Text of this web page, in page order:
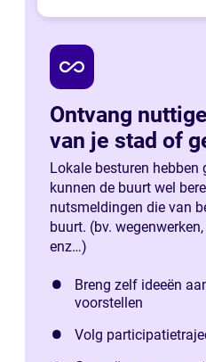
all_inclusive
Ontvang
van je stad of
Lokale besturen hebben
kunnen de buurt wel
nutsmeldingen die van
buurt. (bv.
enz…)
Breng zelf ideeën
voorstellen
Volg